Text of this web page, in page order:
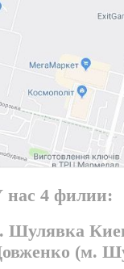
нас 4 филии:
Шулявка
(м.